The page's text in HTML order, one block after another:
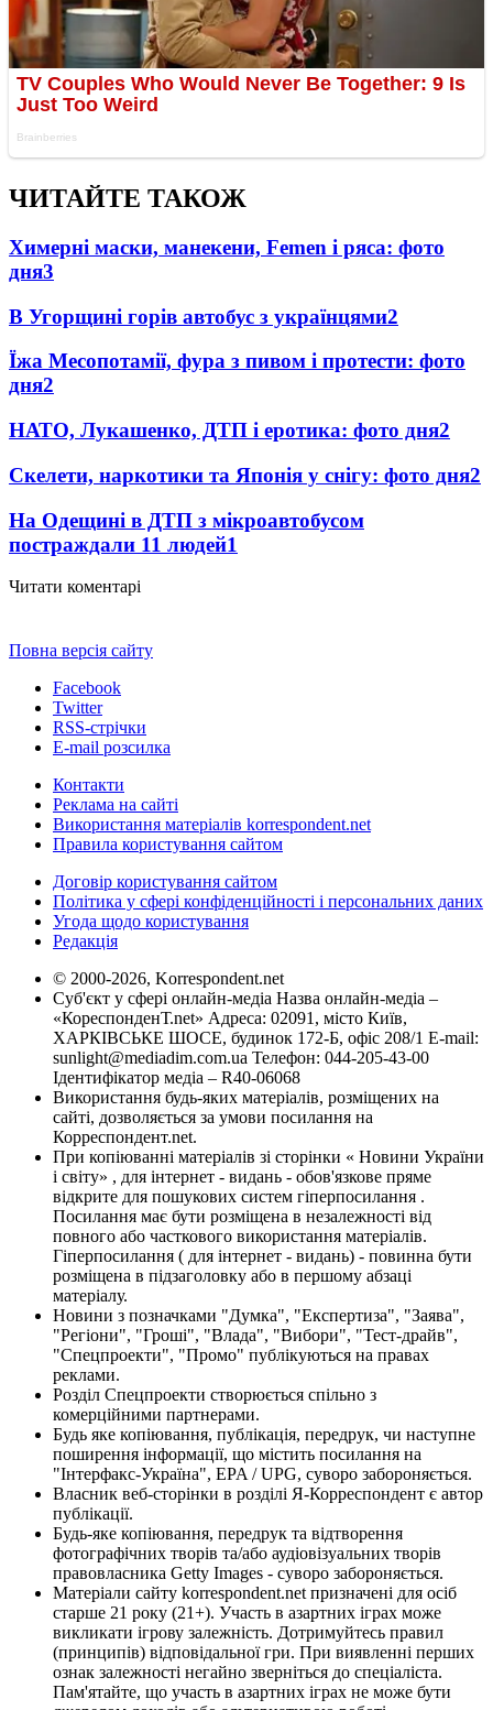
ЧИТАЙТЕ ТАКОЖ
Химерні маски, манекени, Femen і ряса: фото
дня3
В Угорщині горів автобус з українцями2
Їжа Месопотамії, фура з пивом і протести: фото
дня2
НАТО, Лукашенко, ДТП і еротика: фото дня2
Скелети, наркотики та Японія у снігу: фото дня2
На Одещині в ДТП з мікроавтобусом
постраждали 11 людей1
Читати коментарі
Повна версія сайту
Facebook
Twitter
RSS-стрічки
E-mail розсилка
Контакти
Реклама на сайті
Використання матеріалів korrespondent.net
Правила користування сайтом
Договір користування сайтом
Політика у сфері конфіденційності і персональних даних
Угода щодо користування
Редакція
© 2000-2026, Korrespondent.net
Суб'єкт у сфері онлайн-медіа Назва онлайн-медіа –
«КореспонденТ.net» Адреса: 02091, місто Київ,
ХАРКІВСЬКЕ ШОСЕ, будинок 172-Б, офіс 208/1 E-mail:
sunlight@mediadim.com.ua Телефон: 044-205-43-00
Ідентифікатор медіа – R40-06068
Використання будь-яких матеріалів, розміщених на
сайті, дозволяється за умови посилання на
Корреспондент.net.
При копіюванні матеріалів зі сторінки « Новини України
і світу» , для інтернет - видань - обов'язкове пряме
відкрите для пошукових систем гіперпосилання .
Посилання має бути розміщена в незалежності від
повного або часткового використання матеріалів.
Гіперпосилання ( для інтернет - видань) - повинна бути
розміщена в підзаголовку або в першому абзаці
матеріалу.
Новини з позначками "Думка", "Експертиза", "Заява",
"Регіони", "Гроші", "Влада", "Вибори", "Тест-драйв",
"Спецпроекти", "Промо" публікуються на правах
реклами.
Розділ Спецпроекти створюється спільно з
комерційними партнерами.
Будь яке копіювання, публікація, передрук, чи наступне
поширення інформації, що містить посилання на
"Інтерфакс-Україна", EPA / UPG, суворо забороняється.
Власник веб-сторінки в розділі Я-Корреспондент є автор
публікації.
Будь-яке копіювання, передрук та відтворення
фотографічних творів та/або аудіовізуальних творів
правовласника Getty Images - суворо забороняється.
Матеріали сайту korrespondent.net призначені для осіб
старше 21 року (21+). Участь в азартних іграх може
викликати ігрову залежність. Дотримуйтесь правил
(принципів) відповідальної гри. При виявленні перших
ознак залежності негайно зверніться до спеціаліста.
Пам'ятайте, що участь в азартних іграх не може бути